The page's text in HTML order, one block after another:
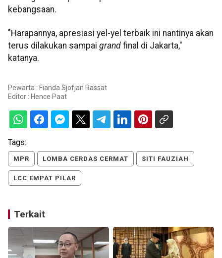
kebangsaan.
"Harapannya, apresiasi yel-yel terbaik ini nantinya akan
terus dilakukan sampai grand final di Jakarta,"
katanya.
Pewarta : Fianda Sjofjan Rassat
Editor : Hence Paat
Tags:
MPR LOMBA CERDAS CERMAT SITI FAUZIAH
LCC EMPAT PILAR
Terkait